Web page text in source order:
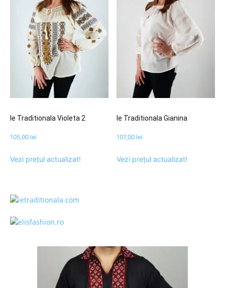
Ie Traditionala Violeta 2
105,00 lei
Vezi prețul actualizat!
Ie Traditionala Gianina
107,00 lei
Vezi prețul actualizat!